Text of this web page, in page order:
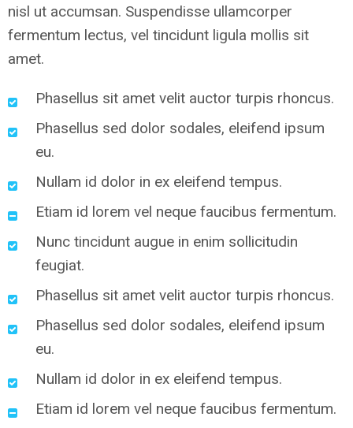
nisl ut accumsan. Suspendisse ullamcorper
fermentum lectus, vel tincidunt ligula mollis sit
amet.
Phasellus sit amet velit auctor turpis rhoncus.
Phasellus sed dolor sodales, eleifend ipsum
eu.
Nullam id dolor in ex eleifend tempus.
Etiam id lorem vel neque faucibus fermentum.
Nunc tincidunt augue in enim sollicitudin
feugiat.
Phasellus sit amet velit auctor turpis rhoncus.
Phasellus sed dolor sodales, eleifend ipsum
eu.
Nullam id dolor in ex eleifend tempus.
Etiam id lorem vel neque faucibus fermentum.